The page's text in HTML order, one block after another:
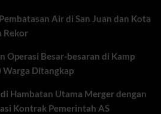
Air di San Juan dan Kota
Rekor
Operasi Besar-besaran di Kamp
Warga Ditangkap
Hambatan Utama Merger dengan
Kontrak Pemerintah AS